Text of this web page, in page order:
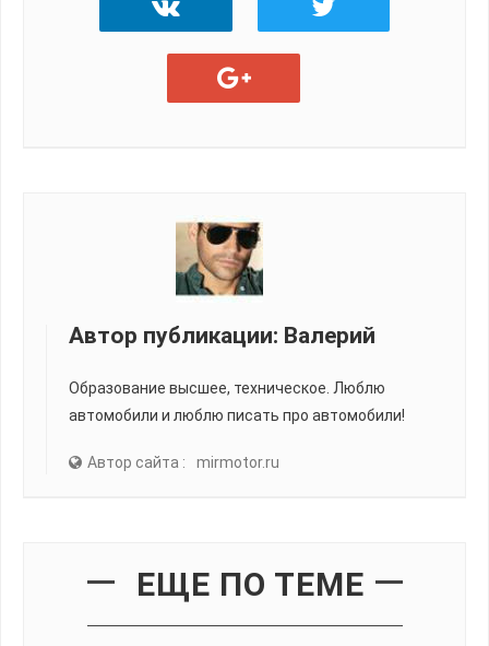
Автор публикации: Валерий
Образование высшее, техническое. Люблю
автомобили и люблю писать про автомобили!
Автор сайта : mirmotor.ru
ЕЩЕ ПО ТЕМЕ